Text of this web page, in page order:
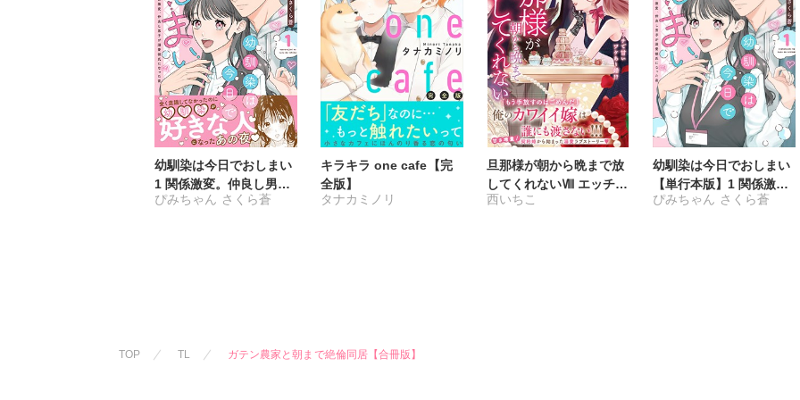
幼馴染は今日でおしまい
1 関係激変。仲良し男子
が溺愛彼氏になった夜
ぴみちゃん さくら蒼
キラキラ one cafe【完
全版】
タナカミノリ
旦那様が朝から晩まで放
してくれないⅧ エッチで
甘いワケあり婚!?
西いちこ
幼馴染は今日でおしまい
【単行本版】1 関係激
変。仲良し男子が溺愛彼
ぴみちゃん さくら蒼
TOP TL ガテン農家と朝まで絶倫同居【合冊版】